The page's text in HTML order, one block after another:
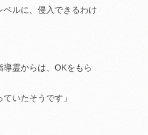
ベルに、侵入できるわけ
導霊からは、OKをもら
いたそうです」